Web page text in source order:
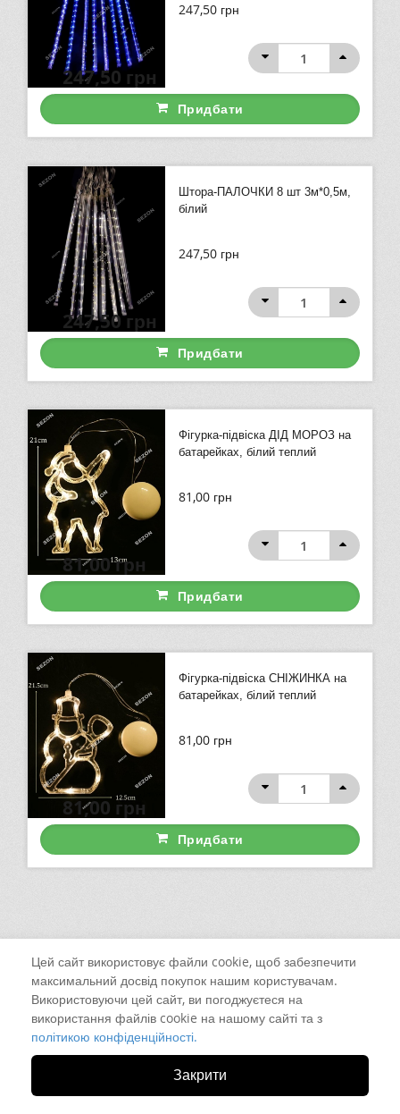
247,50 грн
247,50 грн
Придбати
Штора-ПАЛОЧКИ 8 шт 3м*0,5м,
білий
247,50 грн
247,50грн
Придбати
Фігурка-підвіска ДІД МОРОЗ на
батарейках, білий теплий
81,00 грн
81,00грн
Придбати
Фігурка-підвіска СНІЖИНКА на
батарейках, білий теплий
81,00 грн
81,00 грн
Придбати
м. Чернівці, вул. Калинівська, 13-Б
Цей сайт використовує файли cookie, щоб забезпечити
максимальний досвід покупок нашим користувачам.
Використовуючи цей сайт, ви погоджуєтеся на
використання файлів cookie на нашому сайті та з
політикою конфіденційності.
Закрити